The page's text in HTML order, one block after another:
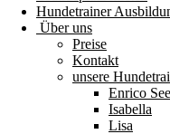
Hundetrainer
Über uns
Preise
Kontakt
unsere
Enrico
Isabella
Lisa